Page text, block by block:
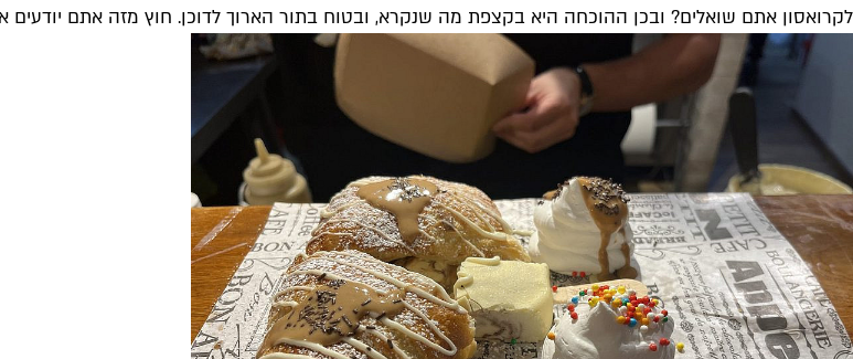
לקרואסון אתם שואלים? ובכן ההוכחה היא בקצפת מה שנקרא, ובטוח בתור הארוך לדוכן. חוץ מזה אתם